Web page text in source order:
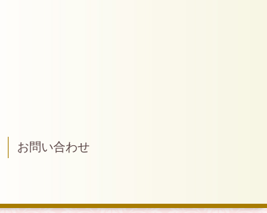
お問い合わせ